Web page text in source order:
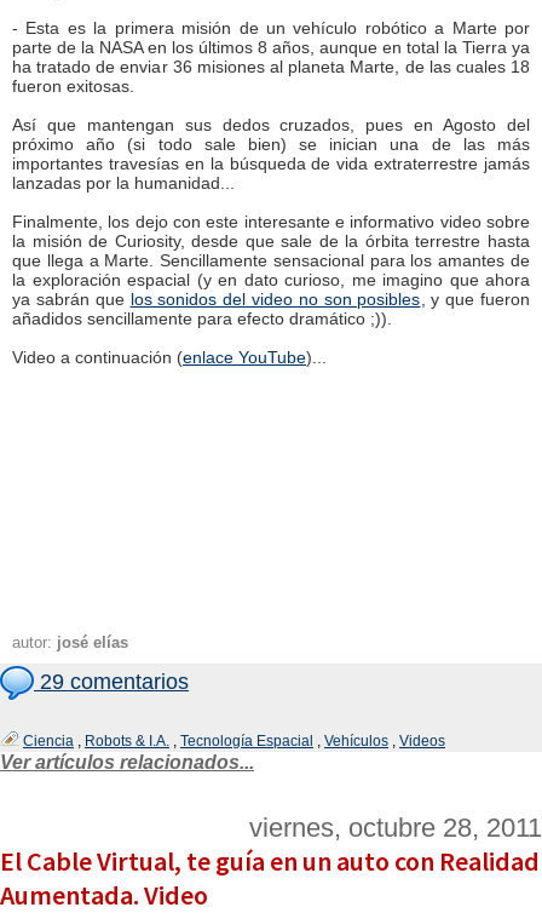
- Esta es la primera misión de un vehículo robótico a Marte por
parte de la NASA en los últimos 8 años, aunque en total la Tierra ya
ha tratado de enviar 36 misiones al planeta Marte, de las cuales 18
fueron exitosas.
Así que mantengan sus dedos cruzados, pues en Agosto del
próximo año (si todo sale bien) se inician una de las más
importantes travesías en la búsqueda de vida extraterrestre jamás
lanzadas por la humanidad...
Finalmente, los dejo con este interesante e informativo video sobre
la misión de Curiosity, desde que sale de la órbita terrestre hasta
que llega a Marte. Sencillamente sensacional para los amantes de
la exploración espacial (y en dato curioso, me imagino que ahora
ya sabrán que los sonidos del video no son posibles , y que fueron
añadidos sencillamente para efecto dramático ;)).
Video a continuación (enlace YouTube)...
autor: josé elías
29 comentarios
Ciencia , Robots & I.A. , Tecnología Espacial , Vehículos , Videos
Ver artículos relacionados...
viernes, octubre 28, 2011
El Cable Virtual, te guía en un auto con Realidad
Aumentada. Video